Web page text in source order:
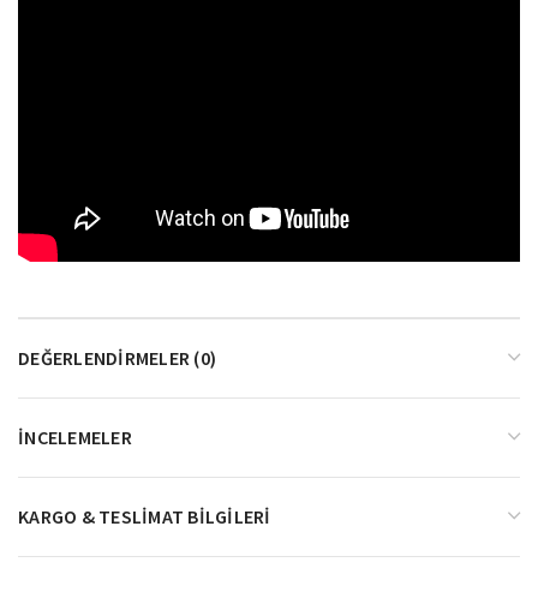
DEĞERLENDIRMELER (0)
İNCELEMELER
KARGO & TESLIMAT BILGILERI